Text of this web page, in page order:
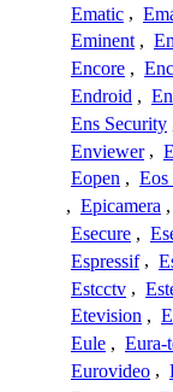
Ematic ,
Eminent ,
Encore ,
Endroid ,
Ens Security
Enviewer ,
Eopen , Eos
, Epicamera ,
Esecure ,
Espressif ,
Estcctv ,
Etevision ,
Eule , Eura-
Eurovideo ,